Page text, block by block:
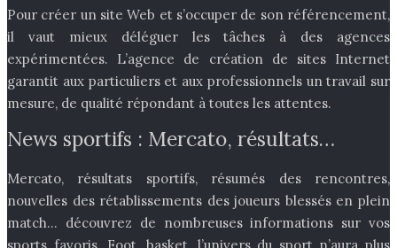
Pour créer un site Web et s’occuper de son référencement,
il vaut mieux déléguer les tâches à des agences
expérimentées. L’agence de création de sites Internet
garantit aux particuliers et aux professionnels un travail sur
mesure, de qualité répondant à toutes les attentes.
News sportifs : Mercato, résultats…
Mercato, résultats sportifs, résumés des rencontres,
nouvelles des rétablissements des joueurs blessés en plein
match… découvrez de nombreuses informations sur vos